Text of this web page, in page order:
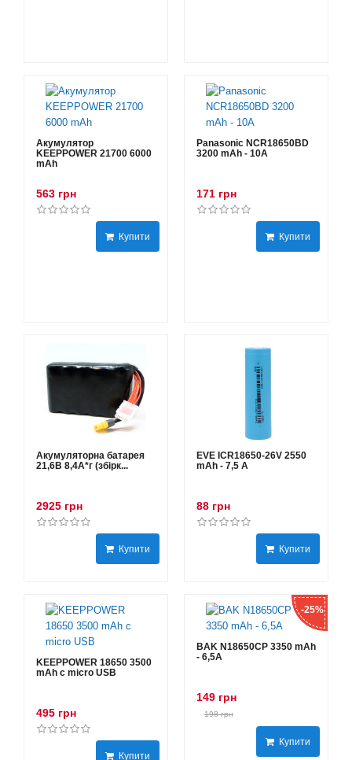
Акумулятор
KEEPPOWER 21700 6000
mAh
563 грн
Купити
Panasonic NCR18650BD
3200 mAh - 10А
171 грн
Купити
Акумуляторна батарея
21,6В 8,4A*г (збірк...
2925 грн
Купити
EVE ICR18650-26V 2550
mAh - 7,5 А
88 грн
Купити
KEEPPOWER 18650 3500
mAh с micro USB
495 грн
Купити
-25%
BAK N18650CP 3350 mAh
- 6,5А
149 грн
198 грн
Купити